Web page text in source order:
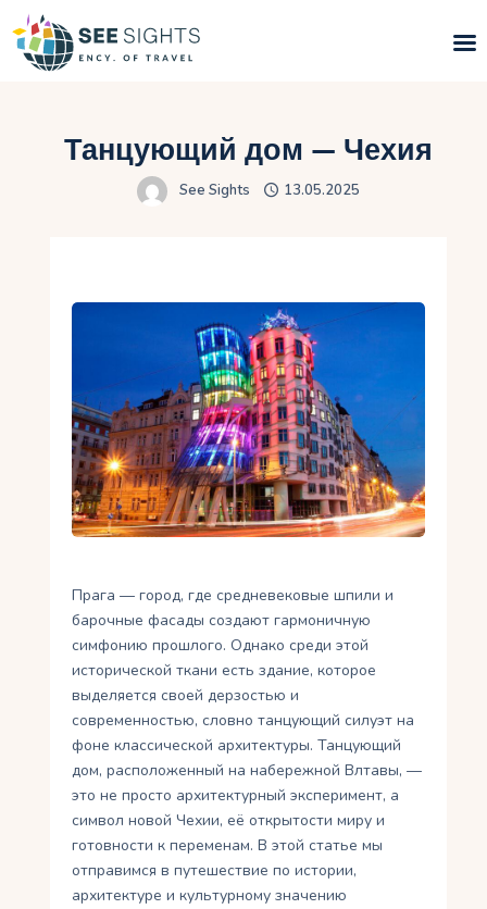
Горящие туры
Контакты
Укр
Танцующий дом — Чехия
See Sights 13.05.2025
Прага — город, где средневековые шпили и
барочные фасады создают гармоничную
симфонию прошлого. Однако среди этой
исторической ткани есть здание, которое
выделяется своей дерзостью и
современностью, словно танцующий силуэт на
фоне классической архитектуры. Танцующий
дом, расположенный на набережной Влтавы, —
это не просто архитектурный эксперимент, а
символ новой Чехии, её открытости миру и
готовности к переменам. В этой статье мы
отправимся в путешествие по истории,
архитектуре и культурному значению